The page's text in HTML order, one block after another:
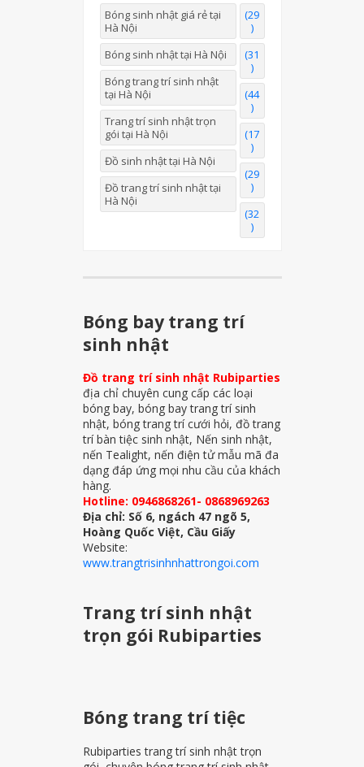
Bóng sinh nhật giá rẻ tại
Hà Nội
(29
)
Bóng sinh nhật tại Hà Nội
(31
)
Bóng trang trí sinh nhật
tại Hà Nội
(44
)
Trang trí sinh nhật trọn
gói tại Hà Nội
(17
)
Đồ sinh nhật tại Hà Nội
(29
)
Đồ trang trí sinh nhật tại
Hà Nội
(32
)
Bóng bay trang trí
sinh nhật
Đồ trang trí sinh nhật Rubiparties
địa chỉ chuyên cung cấp các loại
bóng bay, bóng bay trang trí sinh
nhật, bóng trang trí cưới hỏi, đồ trang
trí bàn tiệc sinh nhật, Nến sinh nhật,
nến Tealight, nến điện tử mẫu mã đa
dạng đáp ứng mọi nhu cầu của khách
hàng.
Hotline: 0946868261- 0868969263
Địa chỉ: Số 6, ngách 47 ngõ 5,
Hoàng Quốc Việt, Cầu Giấy
Website:
www.trangtrisinhnhattrongoi.com
Trang trí sinh nhật
trọn gói Rubiparties
Bóng trang trí tiệc
Rubiparties trang trí sinh nhật trọn